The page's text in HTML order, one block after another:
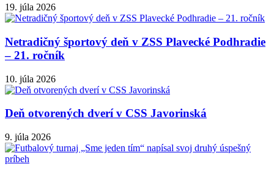
19. júla 2026
Netradičný športový deň v ZSS Plavecké Podhradie
– 21. ročník
10. júla 2026
Deň otvorených dverí v CSS Javorinská
9. júla 2026